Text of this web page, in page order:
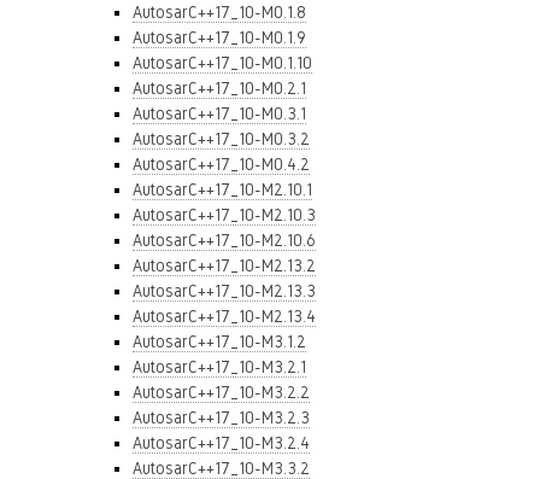
AutosarC++17_10-M0.1.8
AutosarC++17_10-M0.1.9
AutosarC++17_10-M0.1.10
AutosarC++17_10-M0.2.1
AutosarC++17_10-M0.3.1
AutosarC++17_10-M0.3.2
AutosarC++17_10-M0.4.2
AutosarC++17_10-M2.10.1
AutosarC++17_10-M2.10.3
AutosarC++17_10-M2.10.6
AutosarC++17_10-M2.13.2
AutosarC++17_10-M2.13.3
AutosarC++17_10-M2.13.4
AutosarC++17_10-M3.1.2
AutosarC++17_10-M3.2.1
AutosarC++17_10-M3.2.2
AutosarC++17_10-M3.2.3
AutosarC++17_10-M3.2.4
AutosarC++17_10-M3.3.2